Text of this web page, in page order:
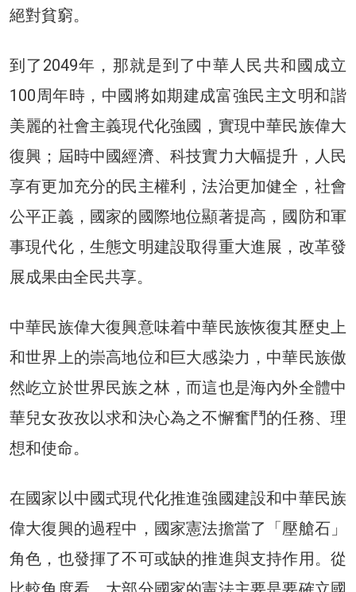
絕對貧窮。
到了2049年，那就是到了中華人民共和國成立
100周年時，中國將如期建成富強民主文明和諧
美麗的社會主義現代化強國，實現中華民族偉大
復興；屆時中國經濟、科技實力大幅提升，人民
享有更加充分的民主權利，法治更加健全，社會
公平正義，國家的國際地位顯著提高，國防和軍
事現代化，生態文明建設取得重大進展，改革發
展成果由全民共享。
中華民族偉大復興意味着中華民族恢復其歷史上
和世界上的崇高地位和巨大感染力，中華民族傲
然屹立於世界民族之林，而這也是海內外全體中
華兒女孜孜以求和決心為之不懈奮鬥的任務、理
想和使命。
在國家以中國式現代化推進強國建設和中華民族
偉大復興的過程中，國家憲法擔當了「壓艙石」
角色，也發揮了不可或缺的推進與支持作用。從